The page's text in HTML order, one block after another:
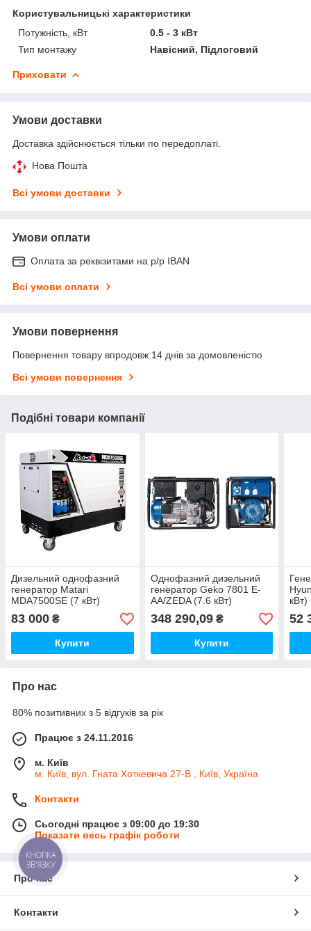
Користувальницькі характеристики
Потужність, кВт
0.5 - 3 кВт
Тип монтажу
Навісний, Підлоговий
Приховати
Умови доставки
Доставка здійснюється тільки по передоплаті.
Нова Пошта
Всі умови доставки
Умови оплати
Оплата за реквізитами на р/р IBAN
Всі умови оплати
Умови повернення
Повернення товару впродовж 14 днів за домовленістю
Всі умови повернення
Подібні товари компанії
Дизельний однофазний
генератор Matari
MDA7500SE (7 кВт)
83 000 ₴
Купити
Однофазний дизельний
генератор Geko 7801 E-
AA/ZEDA (7.6 кВт)
348 290,09₴
Купити
кВт)
52
Про нас
80% позитивних з 5 відгуків за рік
Працює з 24.11.2016
м. Київ
м. Київ, вул. Гната Хоткевича 27-В , Київ, Україна
Контакти
Сьогодні працює з 09:00 до 19:30
Показати весь графік роботи
Про нас
Контакти
КНОПКА
ЗВ'ЯЗКУ